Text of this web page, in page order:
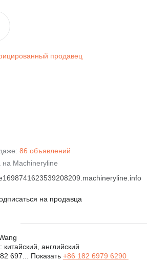
продавец
86 объявлений
на Machineryline
на продавца
китайский, английский
697... Показать +86 182 6979 6290